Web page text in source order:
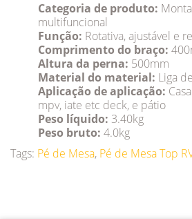
Categoria de produto:
multifuncional
Função: Rotativa, ajustável e
Comprimento do braço:
Altura da perna: 500mm
Material do material: Liga
Aplicação de aplicação:
mpv, iate etc deck, e pátio
Peso líquido: 3.40kg
Peso bruto: 4.0kg
Tags: Pé de Mesa, Pé de Mesa Top